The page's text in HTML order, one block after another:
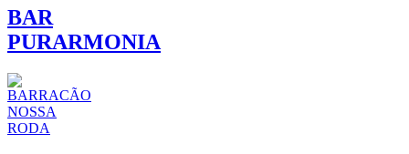
BAR
PURARMONIA